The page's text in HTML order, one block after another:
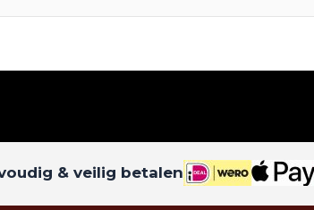
& veilig betalen